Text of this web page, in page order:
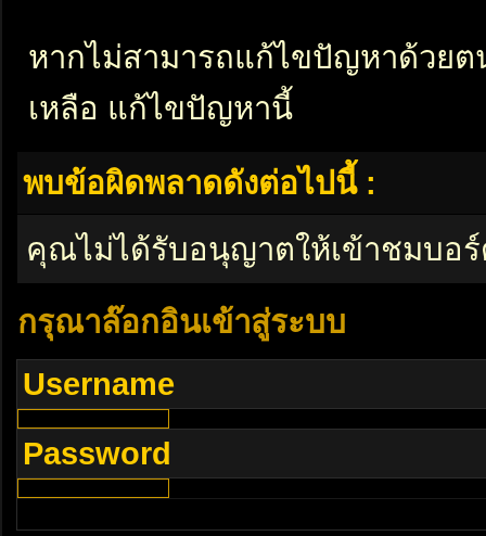
หากไม่สามารถแก้ไขปัญหาด้วย
เหลือ แก้ไขปัญหานี้
พบข้อผิดพลาดดังต่อไปนี้ :
คุณไม่ได้รับอนุญาตให้เข้าชมบอ
กรุณาล๊อกอินเข้าสู่ระบบ
Username
Password